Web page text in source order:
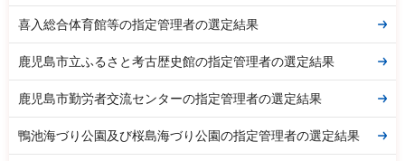
喜入総合体育館等の指定管理者の選定結果
鹿児島市立ふるさと考古歴史館の指定管理者の選定結果
鹿児島市勤労者交流センターの指定管理者の選定結果
鴨池海づり公園及び桜島海づり公園の指定管理者の選定結果